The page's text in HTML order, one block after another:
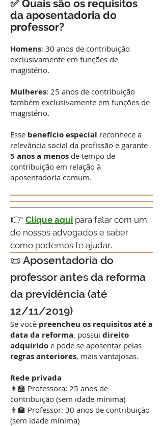
✅ Quais são os requisitos
da aposentadoria do
professor?
Homens: 30 anos de contribuição
exclusivamente em funções de
magistério.
Mulheres: 25 anos de contribuição
também exclusivamente em funções de
magistério.
Esse benefício especial reconhece a
relevância social da profissão e garante
5 anos a menos de tempo de
contribuição em relação à
aposentadoria comum.
👉 Clique aqui para falar com um
de nossos advogados e saber
como podemos te ajudar.
📜 Aposentadoria do
professor antes da reforma
da previdência (até
12/11/2019)
Se você preencheu os requisitos até a
data da reforma, possui direito
adquirido e pode se aposentar pelas
regras anteriores, mais vantajosas.
Rede privada
👩‍🏫 Professora: 25 anos de
contribuição (sem idade mínima)
👨‍🏫 Professor: 30 anos de contribuição
(sem idade mínima)